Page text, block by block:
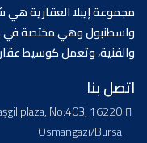
مجموعة إيبلا العقارية
واسطنبول وهي مختصة في
والفنية، وتعمل كوسيط
اتصل بنا
plaza, No:403, 16220
Osmangazi/Bursa